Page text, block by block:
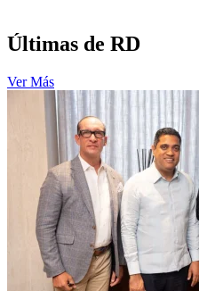
Últimas de RD
Ver Más